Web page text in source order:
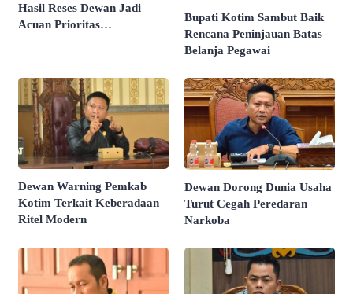
Hasil Reses Dewan Jadi
Acuan Prioritas
Bupati Kotim Sambut Baik
Rencana Peninjauan Batas
Belanja Pegawai
Dewan Warning Pemkab
Kotim Terkait Keberadaan
Ritel Modern
Dewan Dorong Dunia Usaha
Turut Cegah Peredaran
Narkoba